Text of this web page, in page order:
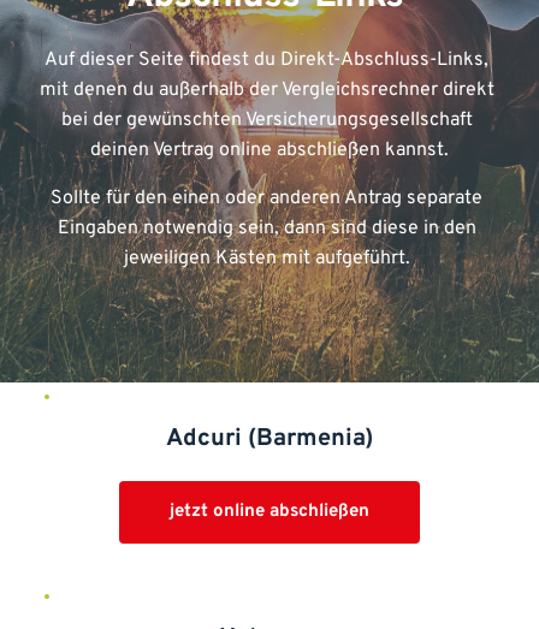
Auf dieser Seite findest du Direkt-Abschluss-Links,
mit denen du außerhalb der Vergleichsrechner direkt
bei der gewünschten Versicherungsgesellschaft
deinen Vertrag online abschließen kannst.
Sollte für den einen oder anderen Antrag separate
Eingaben notwendig sein, dann sind diese in den
jeweiligen Kästen mit aufgeführt.
Adcuri (Barmenia)
jetzt online abschließen